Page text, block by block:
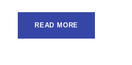
READ MORE